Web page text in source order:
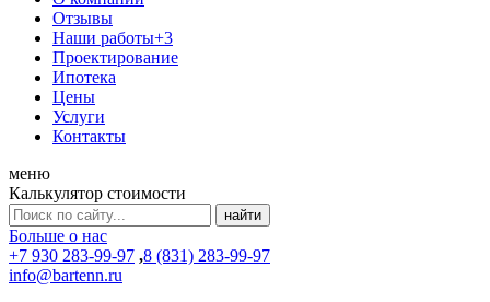
Отзывы
Наши работы+3
Проектирование
Ипотека
Цены
Услуги
Контакты
меню
Калькулятор стоимости
Больше о нас
+7 930 283-99-97 ,8 (831) 283-99-97
info@bartenn.ru